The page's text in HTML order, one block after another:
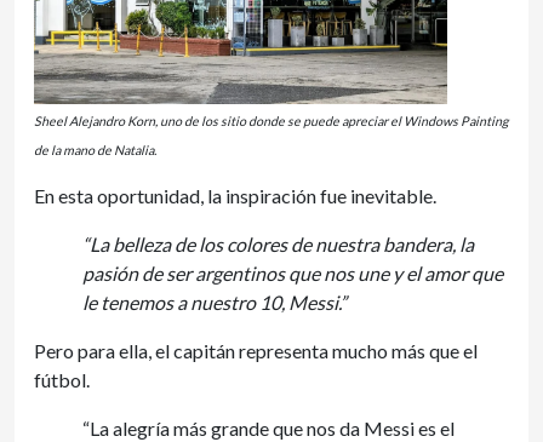
Sheel Alejandro Korn, uno de los sitio donde se puede apreciar el Windows Painting
de la mano de Natalia.
En esta oportunidad, la inspiración fue inevitable.
“La belleza de los colores de nuestra bandera, la
pasión de ser argentinos que nos une y el amor que
le tenemos a nuestro 10, Messi.”
Pero para ella, el capitán representa mucho más que el
fútbol.
“La alegría más grande que nos da Messi es el